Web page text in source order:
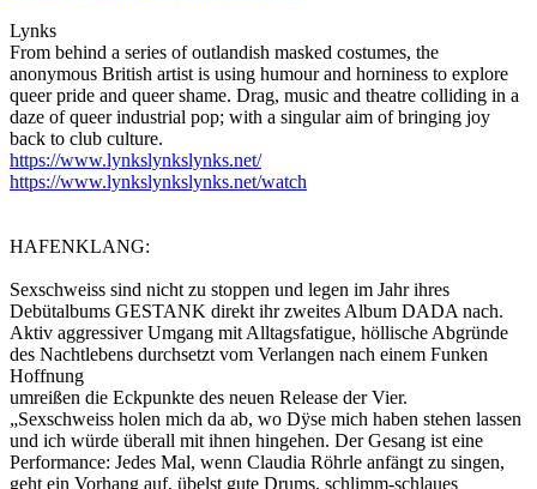
Lynks
From behind a series of outlandish masked costumes, the
anonymous British artist is using humour and horniness to explore
queer pride and queer shame. Drag, music and theatre colliding in a
daze of queer industrial pop; with a singular aim of bringing joy
back to club culture.
https://www.lynkslynkslynks.net/
https://www.lynkslynkslynks.net/watch
HAFENKLANG:
Sexschweiss sind nicht zu stoppen und legen im Jahr ihres
Debütalbums GESTANK direkt ihr zweites Album DADA nach.
Aktiv aggressiver Umgang mit Alltagsfatigue, höllische Abgründe
des Nachtlebens durchsetzt vom Verlangen nach einem Funken
Hoffnung
umreißen die Eckpunkte des neuen Release der Vier.
„Sexschweiss holen mich da ab, wo Dÿse mich haben stehen lassen
und ich würde überall mit ihnen hingehen. Der Gesang ist eine
Performance: Jedes Mal, wenn Claudia Röhrle anfängt zu singen,
geht ein Vorhang auf, übelst gute Drums, schlimm-schlaues